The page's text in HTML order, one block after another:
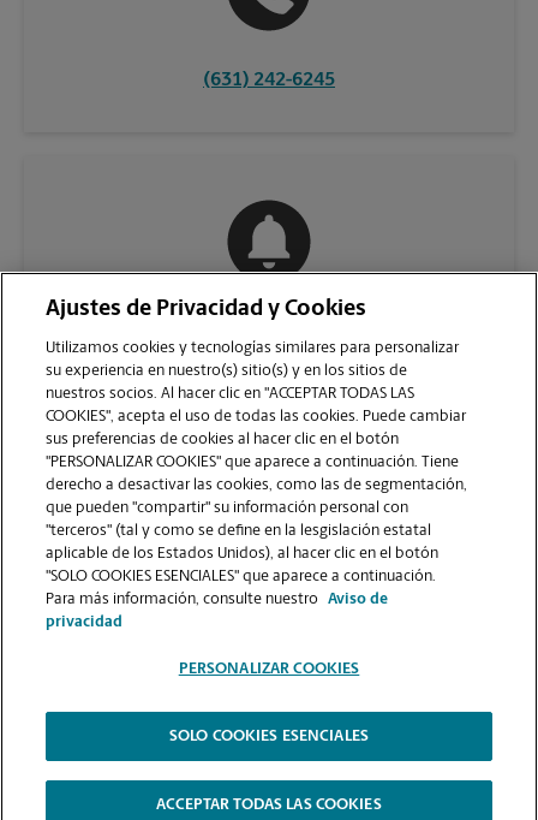
(631) 242-6245
VER LA PÁGINA DE LA TIENDA
2026.
The UPS Store | Aviso de Privacidad | Términos de Uso del Sitio Web |
Contraste Alto
Ajustes de Privacidad y Cookies
Utilizamos cookies y tecnologías similares para personalizar
su experiencia en nuestro(s) sitio(s) y en los sitios de
nuestros socios. Al hacer clic en "ACCEPTAR TODAS LAS
COOKIES", acepta el uso de todas las cookies. Puede cambiar
sus preferencias de cookies al hacer clic en el botón
"PERSONALIZAR COOKIES" que aparece a continuación. Tiene
derecho a desactivar las cookies, como las de segmentación,
que pueden "compartir" su información personal con
"terceros" (tal y como se define en la lesgislación estatal
aplicable de los Estados Unidos), al hacer clic en el botón
"SOLO COOKIES ESENCIALES" que aparece a continuación.
Para más información, consulte nuestro
Aviso de
privacidad
PERSONALIZAR COOKIES
SOLO COOKIES ESENCIALES
ACCEPTAR TODAS LAS COOKIES